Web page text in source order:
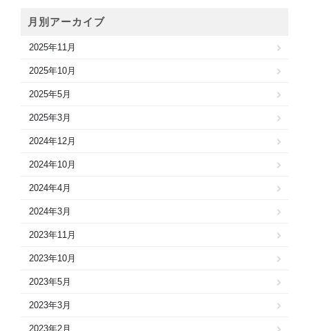
月別アーカイブ
2025年11月
2025年10月
2025年5月
2025年3月
2024年12月
2024年10月
2024年4月
2024年3月
2023年11月
2023年10月
2023年5月
2023年3月
2023年2月